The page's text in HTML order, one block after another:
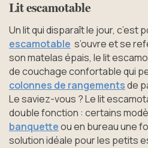
Lit escamotable
Un lit qui disparaît le jour, c’est
escamotable s’ouvre et se
son matelas épais, le lit
de couchage confortable qui
colonnes de rangementsde
Le saviez-vous ? Le lit
double fonction : certains
banquetteou en bureau une
solution idéale pour les petits